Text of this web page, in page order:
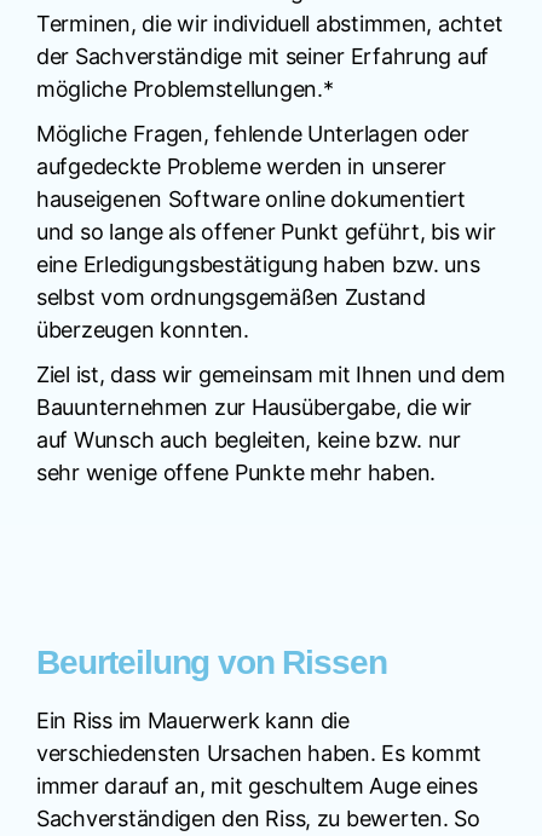
Terminen, die wir individuell abstimmen, achtet
der Sachverständige mit seiner Erfahrung auf
mögliche Problemstellungen.*
Mögliche Fragen, fehlende Unterlagen oder
aufgedeckte Probleme werden in unserer
hauseigenen Software online dokumentiert
und so lange als offener Punkt geführt, bis wir
eine Erledigungsbestätigung haben bzw. uns
selbst vom ordnungsgemäßen Zustand
überzeugen konnten.
Ziel ist, dass wir gemeinsam mit Ihnen und dem
Bauunternehmen zur Hausübergabe, die wir
auf Wunsch auch begleiten, keine bzw. nur
sehr wenige offene Punkte mehr haben.
Beurteilung von Rissen
Ein Riss im Mauerwerk kann die
verschiedensten Ursachen haben. Es kommt
immer darauf an, mit geschultem Auge eines
Sachverständigen den Riss, zu bewerten. So